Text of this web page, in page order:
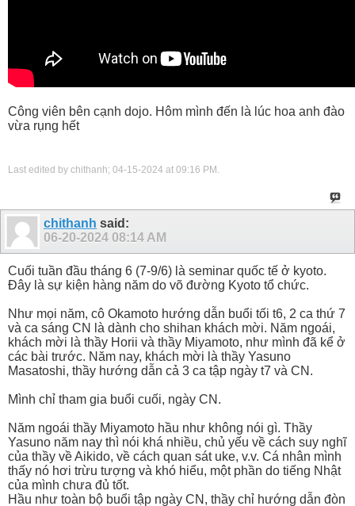
Công viên bên cạnh dojo. Hôm mình đến là lúc hoa anh đào
vừa rụng hết
Last edited by chithanh; 04-15-2024 at 09:16 PM .
chithanh said:
06-20-2024 08:14 AM
Cuối tuần đầu tháng 6 (7-9/6) là seminar quốc tế ở kyoto.
Đây là sự kiện hàng năm do võ đường Kyoto tổ chức.
Như mọi năm, cô Okamoto hướng dẫn buổi tối t6, 2 ca thứ 7
và ca sáng CN là dành cho shihan khách mời. Năm ngoái,
khách mời là thầy Horii và thầy Miyamoto, như mình đã kể ở
các bài trước. Năm nay, khách mời là thầy Yasuno
Masatoshi, thầy hướng dẫn cả 3 ca tập ngày t7 và CN.
Mình chỉ tham gia buổi cuối, ngày CN.
Năm ngoái thầy Miyamoto hầu như không nói gì. Thầy
Yasuno năm nay thì nói khá nhiều, chủ yếu về cách suy nghĩ
của thầy về Aikido, về cách quan sát uke, v.v. Cá nhân mình
thấy nó hơi trừu tượng và khó hiểu, một phần do tiếng Nhật
của mình chưa đủ tốt.
Hầu như toàn bộ buổi tập ngày CN, thầy chỉ hướng dẫn đòn